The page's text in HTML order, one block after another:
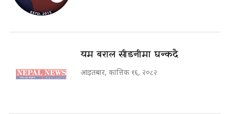
यम बराल सीडनीमा घन्कदै
आइतबार, कात्तिक १६, २०८२